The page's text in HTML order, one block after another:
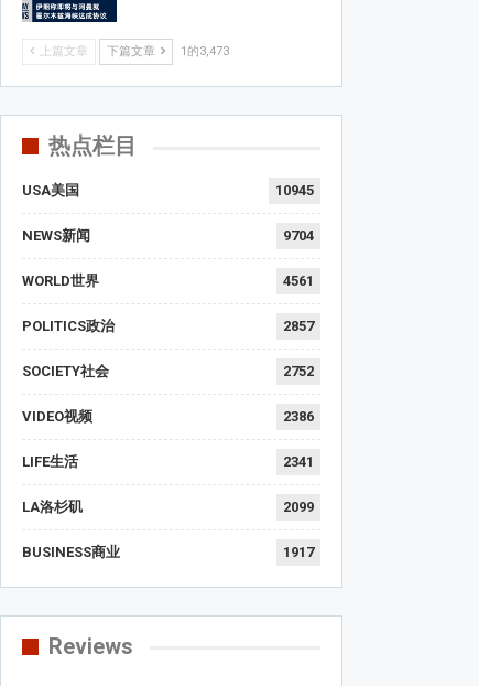
上篇文章 下篇文章 1的3,473
热点栏目
USA美国 10945
NEWS新闻 9704
WORLD世界 4561
POLITICS政治 2857
SOCIETY社会 2752
VIDEO视频 2386
LIFE生活 2341
LA洛杉矶 2099
BUSINESS商业 1917
Reviews